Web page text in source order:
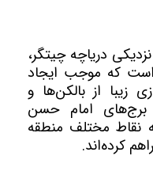
دریاچه چیتگر،
که موجب ایجاد
از بالکن‌ها و
برج‌های امام حسن
نقاط مختلف منطقه